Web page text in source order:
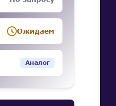
Ожидаем
Аналог